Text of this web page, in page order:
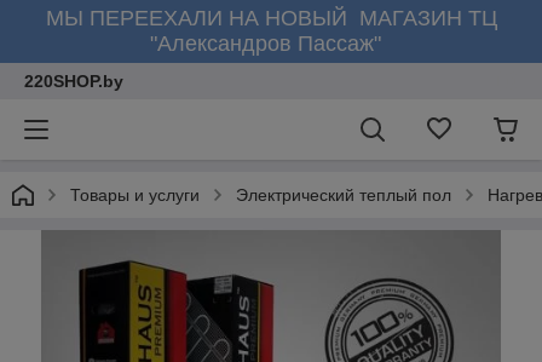
МЫ ПЕРЕЕХАЛИ НА НОВЫЙ МАГАЗИН ТЦ
"Александров Пассаж"
220SHOP.by
Товары и услуги Электрический теплый пол